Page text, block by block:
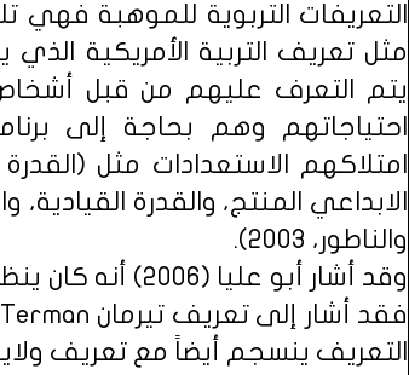
التعريفات التربوية للموهبة فهي
مثل تعريف التربية الأمريكية
يتم التعرف عليهم من قبل أشخاص
احتياجاتهم وهم بحاجة إلى
امتلاكهم الاستعدادات مثل
الابداعي المنتج، والقدرة
والناطور، 2003).
وقد أشار أبو